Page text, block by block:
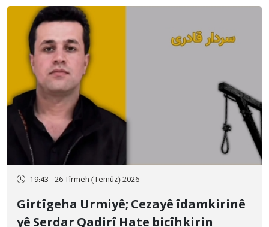
19:43 - 26 Tîrmeh (Temûz) 2026
Girtîgeha Urmiyê; Cezayê îdamkirinê
yê Serdar Qadirî Hate bicîhkirin